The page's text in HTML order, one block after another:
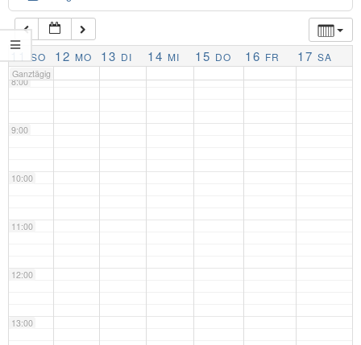
11 SO 12 MO 13 DI 14 MI 15 DO 16 FR 17 SA
Ganztägig
7:00
8:00
9:00
10:00
11:00
12:00
13:00